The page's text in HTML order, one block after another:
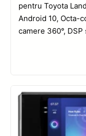
pentru Toyota
Android 10, Octa-
camere 360°, DSP